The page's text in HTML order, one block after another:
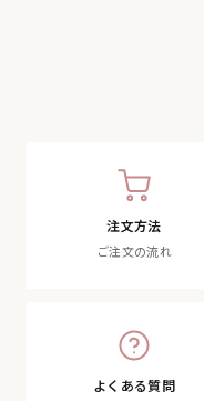
注文方法
ご注文の流れ
よくある質問